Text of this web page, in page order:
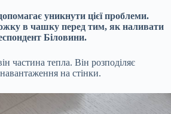
уникнути цієї проблеми.
в чашку перед тим, як наливати
Біловини.
частина тепла. Він розподіляє
на стінки.